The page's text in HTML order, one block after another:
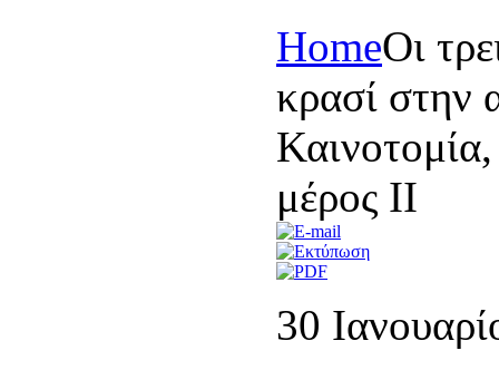
HomeΟι
κρασί στην
μέρος ΙΙ
30